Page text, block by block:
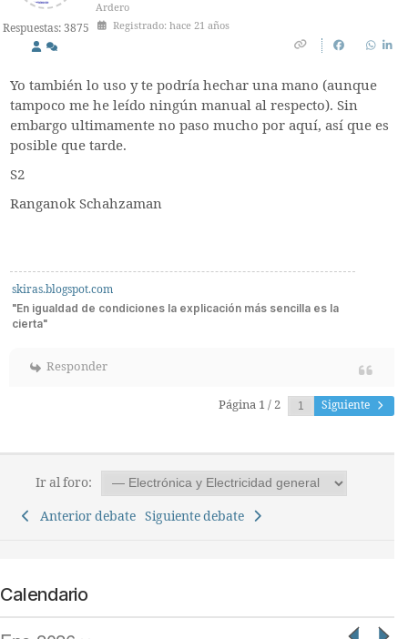
Respuestas: 3875
Ardero
Registrado: hace 21 años
Yo también lo uso y te podría hechar una mano (aunque
tampoco me he leído ningún manual al respecto). Sin
embargo ultimamente no paso mucho por aquí, así que es
posible que tarde.
S2
Ranganok Schahzaman
skiras.blogspot.com
"En igualdad de condiciones la explicación más sencilla es la
cierta"
Responder
Página 1 / 2 Siguiente
Ir al foro:
Anterior debate Siguiente debate
Calendario